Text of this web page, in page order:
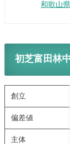
和歌山県
初芝富田林
創立
偏差値
主体